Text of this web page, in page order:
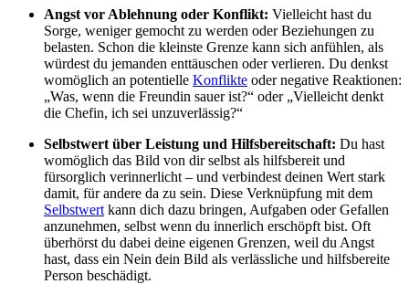
Angst vor Ablehnung oder Konflikt: Vielleicht hast du
Sorge, weniger gemocht zu werden oder Beziehungen zu
belasten. Schon die kleinste Grenze kann sich anfühlen, als
würdest du jemanden enttäuschen oder verlieren. Du denkst
womöglich an potentielle Konflikte oder negative Reaktionen:
„Was, wenn die Freundin sauer ist?“ oder „Vielleicht denkt
die Chefin, ich sei unzuverlässig?“
Selbstwert über Leistung und Hilfsbereitschaft: Du hast
womöglich das Bild von dir selbst als hilfsbereit und
fürsorglich verinnerlicht – und verbindest deinen Wert stark
damit, für andere da zu sein. Diese Verknüpfung mit dem
Selbstwert kann dich dazu bringen, Aufgaben oder Gefallen
anzunehmen, selbst wenn du innerlich erschöpft bist. Oft
überhörst du dabei deine eigenen Grenzen, weil du Angst
hast, dass ein Nein dein Bild als verlässliche und hilfsbereite
Person beschädigt.